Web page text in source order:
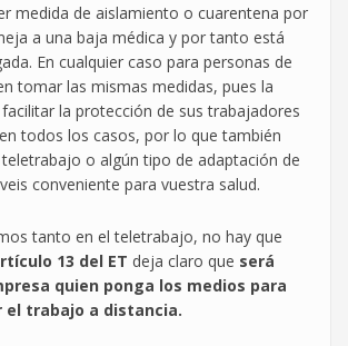
medida de aislamiento o cuarentena por
a una baja médica y por tanto está
En cualquier caso para personas de
tomar las mismas medidas, pues la
la protección de sus trabajadores
todos los casos, por lo que también
o algún tipo de adaptación de
conveniente para vuestra salud.
tanto en el teletrabajo, no hay que
13 del ET deja claro que será
quien ponga los medios para
el trabajo a distancia.